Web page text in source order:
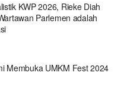
KWP 2026, Rieke Diah
Parlemen adalah
Membuka UMKM Fest 2024